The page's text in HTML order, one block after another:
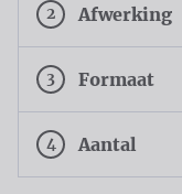
2 Afwerking
3 Formaat
4 Aantal